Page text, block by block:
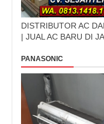
DISTRIBUTOR AC
| JUAL AC BARU DI
PANASONIC